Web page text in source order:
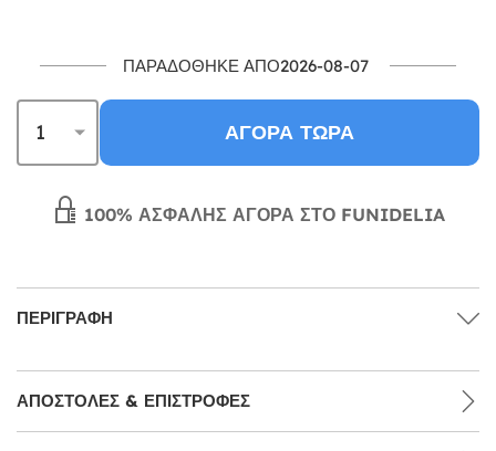
ΠΑΡΑΔΌΘΗΚΕ ΑΠΌ2026-08-07
ΑΓΟΡΆ ΤΏΡΑ
100% ΑΣΦΑΛΉΣ ΑΓΟΡΆ ΣΤΟ FUNIDELIA
ΠΕΡΙΓΡΑΦΉ
ΑΠΟΣΤΟΛΈΣ & ΕΠΙΣΤΡΟΦΈΣ